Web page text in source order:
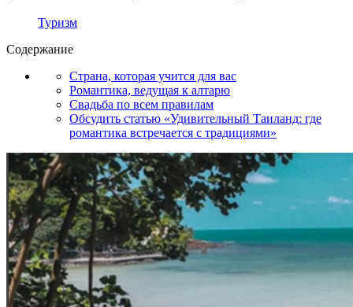
Туризм
Содержание
Страна, которая учится для вас
Романтика, ведущая к алтарю
Свадьба по всем правилам
Обсудить статью «Удивительный Таиланд: где
романтика встречается с традициями»